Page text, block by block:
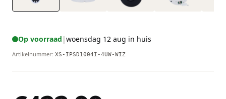
Op voorraad |woensdag 12 aug in huis
Artikelnummer: XS-IPSD1004I-4UW-WIZ